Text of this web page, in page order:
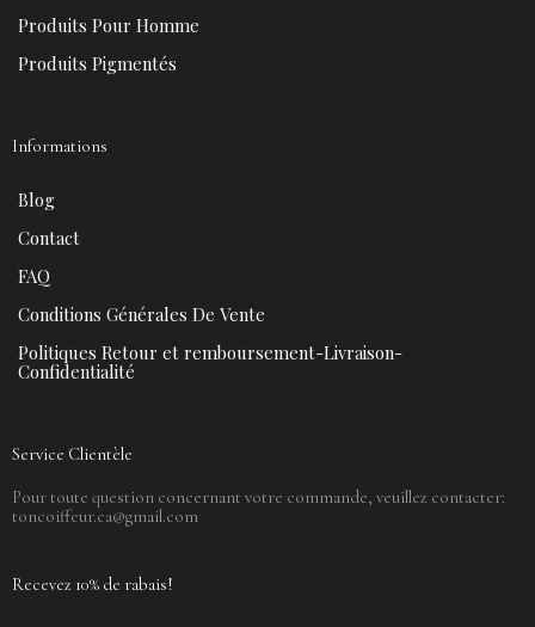
Produits Pour Homme
Produits Pigmentés
Informations
Blog
Contact
FAQ
Conditions Générales De Vente
Politiques Retour et remboursement-Livraison-
Confidentialité
Service Clientèle
Pour toute question concernant votre commande, veuillez contacter:
toncoiffeur.ca@gmail.com
Recevez 10% de rabais!